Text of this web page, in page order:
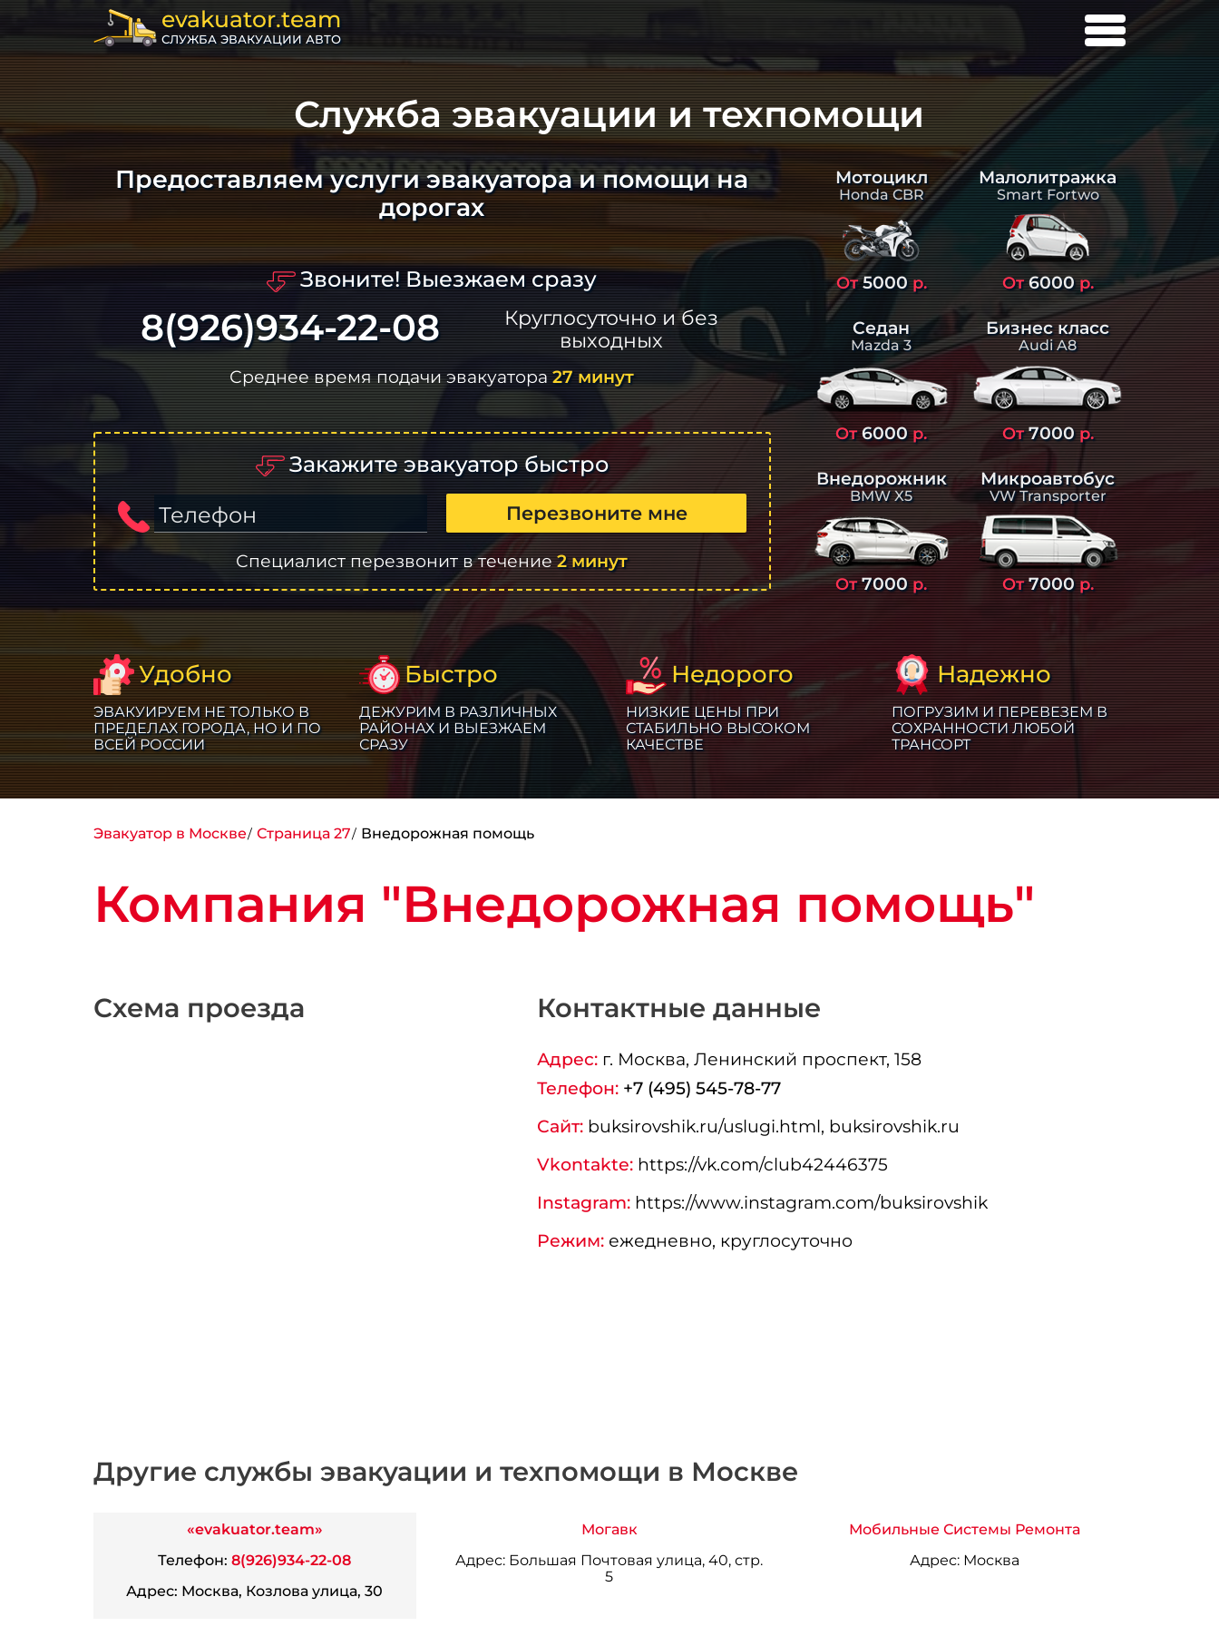
evakuator.team
СЛУЖБА ЭВАКУАЦИИ АВТО
Служба эвакуации и техпомощи
Предоставляем услуги эвакуатора и помощи на
дорогах
Звоните! Выезжаем сразу
8(926)934-22-08
Круглосуточно и без
выходных
Среднее время подачи эвакуатора27 минут
Закажите эвакуатор быстро
Телефон
Перезвоните мне
Специалист перезвонит в течение2 минут
Мотоцикл
Honda CBR
От5000р.
Малолитражка
Smart Fortwo
От6000р.
Седан
Mazda 3
От6000р.
Бизнес класс
Audi A8
От7000р.
Внедорожник
BMW X5
От7000р.
Микроавтобус
VW Transporter
От7000р.
Удобно
ЭВАКУИРУЕМ НЕ ТОЛЬКО В
ПРЕДЕЛАХ ГОРОДА, НО И ПО
ВСЕЙ РОССИИ
Быстро
ДЕЖУРИМ В РАЗЛИЧНЫХ
РАЙОНАХ И ВЫЕЗЖАЕМ
СРАЗУ
Недорого
НИЗКИЕ ЦЕНЫ ПРИ
СТАБИЛЬНО ВЫСОКОМ
КАЧЕСТВЕ
Надежно
ПОГРУЗИМ И ПЕРЕВЕЗЕМ В
СОХРАННОСТИ ЛЮБОЙ
ТРАНСОРТ
Эвакуатор в Москве Страница 27 Внедорожная помощь
Компания "Внедорожная помощь"
Схема проезда Контактные данные
Адрес:г. Москва, Ленинский проспект, 158
Телефон: +7 (495) 545-78-77
Сайт:buksirovshik.ru/uslugi.html, buksirovshik.ru
Vkontakte:https://vk.com/club42446375
Instagram:https://www.instagram.com/buksirovshik
Режим:ежедневно, круглосуточно
Другие службы эвакуации и техпомощи в Москве
«evakuator.team»
Телефон: 8(926)934-22-08
Адрес: Москва, Козлова улица, 30
Могавк
Адрес: Большая Почтовая улица, 40, стр.
5
Мобильные Системы Ремонта
Адрес:Москва